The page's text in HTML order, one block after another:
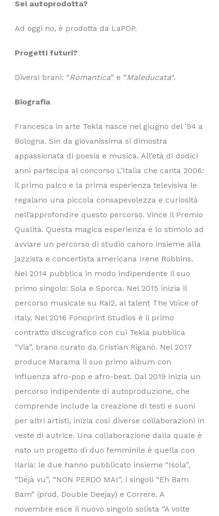
Sei autoprodotta?
Ad oggi no, è prodotta da LaPOP.
Progetti futuri?
Diversi brani: “Romantica” e “Maleducata“.
Biografia
Francesca in arte Tekla nasce nel giugno del ’94 a
Bologna. Sin da giovanissima si dimostra
appassionata di poesia e musica. All’età di dodici
anni partecipa al concorso L’Italia che canta 2006:
il primo palco e la prima esperienza televisiva le
regalano una piccola consapevolezza e curiosità
nell’approfondire questo percorso. Vince il Premio
Qualità. Questa magica esperienza è lo stimolo ad
avviare un percorso di studio canoro insieme alla
jazzista e concertista americana Irene Robbins.
Nel 2014 pubblica in modo indipendente il suo
primo singolo: Sola e Sporca. Nel 2015 inizia il
percorso musicale su Rai2, al talent The Voice of
Italy. Nel 2016 Fonoprint Studios è il primo
contratto discografico con cui Tekla pubblica
“Via”, brano curato da Cristian Riganò. Nel 2017
produce Marama il suo primo album con
influenza afro-pop e afro-beat. Dal 2019 inizia un
percorso indipendente di autoproduzione, che
comprende include la creazione di testi e suoni
per altri artisti, inizia così diverse collaborazioni in
veste di autrice. Una collaborazione dalla quale è
nato un progetto di duo femminile è quella con
Ilaria: le due hanno pubblicato insieme “Isola”,
“Déjà vu”, “NON PERDO MAI”, i singoli “Eh Bam
Bam” (prod. Double Deejay) e Correre. A
novembre esce il nuovo singolo solista “A volte